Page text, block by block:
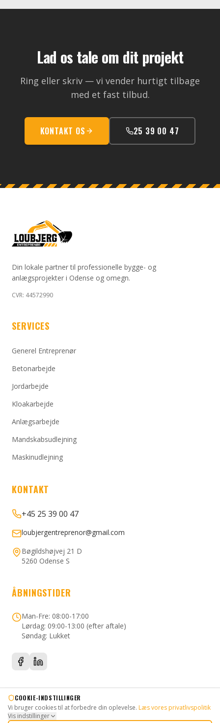
Lad os tale om dit projekt
Ring eller skriv — vi vender hurtigt tilbage
med et fast tilbud.
KONTAKT OS 25 39 00 47
Din lokale partner til professionelle bygge- og
anlægsprojekter i Odense og omegn.
CVR: 44572990
SERVICES
Generel Entreprenør
Betonarbejde
Jordarbejde
Kloakarbejde
Anlægsarbejde
Mandskabsudlejning
Maskinudlejning
KONTAKT
+45 25 39 00 47
loubjergentreprenor@gmail.com
Bøgildshøjvej 21 D
5260 Odense S
ÅBNINGSTIDER
Man-Fre: 08:00-17:00
Lørdag: 09:00-13:00 (efter aftale)
Søndag: Lukket
©2026Loubjerg Entreprenør. Alle rettigheder forbeholdes.
COOKIE-INDSTILLINGER
Vi bruger cookies til at forbedre din oplevelse. Læs vores privatlivspolitik
Vis indstillinger